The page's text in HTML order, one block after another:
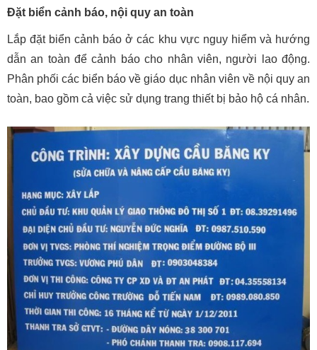
Đặt biển cảnh báo, nội quy an toàn
Lắp đặt biển cảnh báo ở các khu vực nguy hiểm và hướng
dẫn an toàn để cảnh báo cho nhân viên, người lao động.
Phân phối các biển báo về giáo dục nhân viên về nội quy an
toàn, bao gồm cả việc sử dụng trang thiết bị bảo hộ cá nhân.